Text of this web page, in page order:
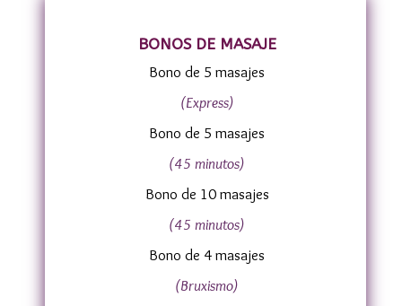
BONOS DE MASAJE
Bono de 5 masajes
(Express)
Bono de 5 masajes
(45 minutos)
Bono de 10 masajes
(45 minutos)
Bono de 4 masajes
(Bruxismo)